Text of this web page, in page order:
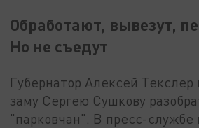
Обработают, вывезут,
Но не съедут
Губернатор Алексей Текслер
заму Сергею Сушкову
"парковчан". В пресс-службе